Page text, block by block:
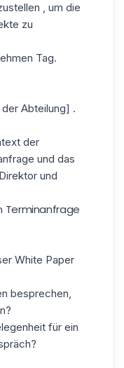
, um die
zu
Tag.
Abteilung] .
der
und das
und
Terminanfrage
White Paper
besprechen,
für ein